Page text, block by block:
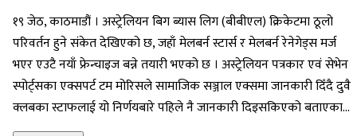
१९ जेठ, काठमाडौं । अस्ट्रेलियन बिग ब्यास लिग (बीबीएल) क्रिकेटमा ठूलो
परिवर्तन हुने संकेत देखिएको छ, जहाँ मेलबर्न स्टार्स र मेलबर्न रेनेगेड्स मर्ज
भएर एउटै नयाँ फ्रेन्चाइज बन्ने तयारी भएको छ । अस्ट्रेलियन पत्रकार एवं सेभेन
स्पोर्ट्सका एक्सपर्ट टम मोरिसले सामाजिक सञ्जाल एक्समा जानकारी दिँदै दुवै
क्लबका स्टाफलाई यो निर्णयबारे पहिले नै जानकारी दिइसकिएको बताएका…